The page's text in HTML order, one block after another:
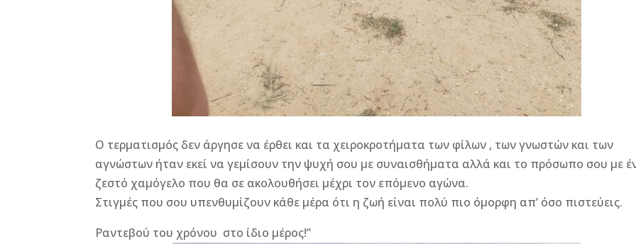
Ο τερματισμός δεν άργησε να έρθει και τα χειροκροτήματα των φίλων , των γνωστών και των
αγνώστων ήταν εκεί να γεμίσουν την ψυχή σου με συναισθήματα αλλά και το πρόσωπο σου με
ζεστό χαμόγελο που θα σε ακολουθήσει μέχρι τον επόμενο αγώνα.
Στιγμές που σου υπενθυμίζουν κάθε μέρα ότι η ζωή είναι πολύ πιο όμορφη απ’ όσο πιστεύεις.
Ραντεβού του χρόνου στο ίδιο μέρος!”